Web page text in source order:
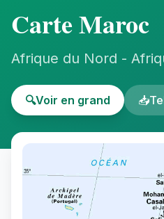
Carte Maroc
Afrique du Nord -
🔍Voir en grand 📥